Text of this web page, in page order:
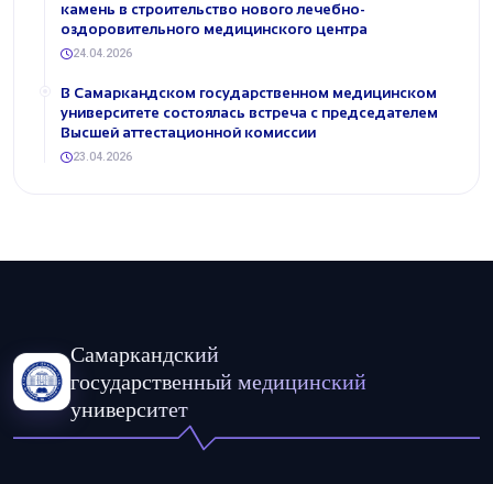
камень в строительство нового лечебно-
оздоровительного медицинского центра
24.04.2026
В Самаркандском государственном медицинском
университете состоялась встреча с председателем
Высшей аттестационной комиссии
23.04.2026
Самаркандский
государственный медицинский
университет